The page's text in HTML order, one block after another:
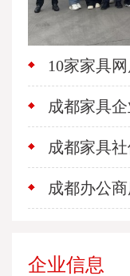
10家家具
成都家具
成都家具
成都办公
企业信息